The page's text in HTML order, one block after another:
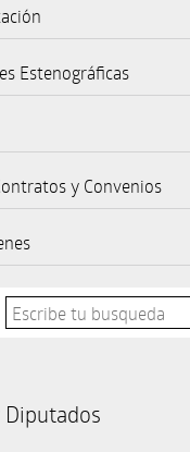
Estenográficas
y Convenios